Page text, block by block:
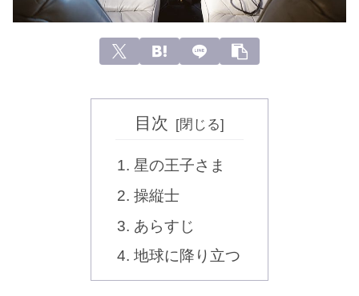
目次
星の王子さま
操縦士
あらすじ
地球に降り立つ